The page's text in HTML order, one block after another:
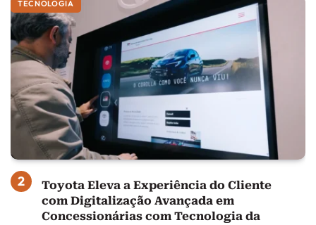
TECNOLOGIA
Toyota Eleva a Experiência do Cliente
com Digitalização Avançada em
Concessionárias com Tecnologia da